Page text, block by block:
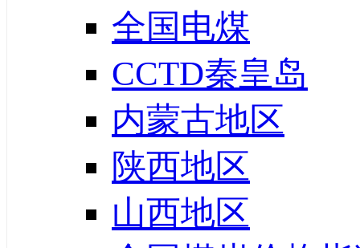
全国电煤
CCTD秦皇岛
内蒙古地区
陕西地区
山西地区